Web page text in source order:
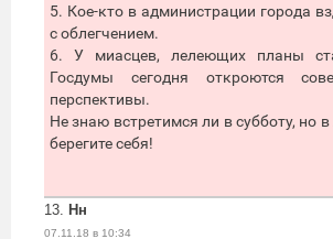
5. Кое-кто в администрации города
с облегчением.
6. У миасцев, лелеющих планы
Госдумы сегодня откроются
перспективы.
Не знаю встретимся ли в субботу, но
берегите себя!
13. Нн
07.11.18 в 10:34